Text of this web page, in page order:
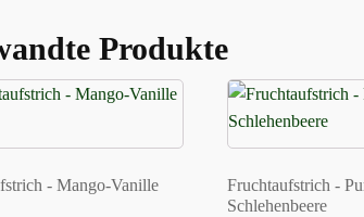
Produkte
- Mango-Vanille
Fruchtaufstrich -
Schlehenbeere
Dieses
Produkt
weist
Varianten